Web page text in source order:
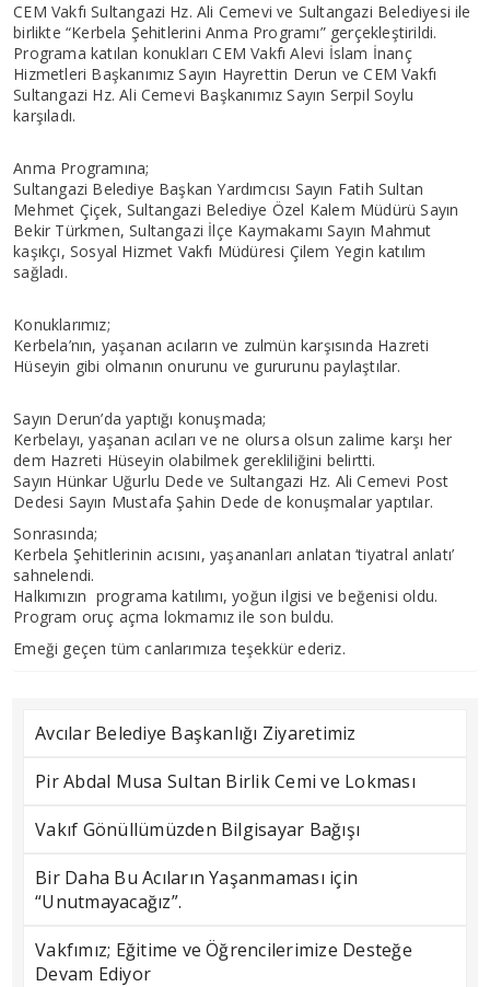
CEM Vakfı Sultangazi Hz. Ali Cemevi ve Sultangazi Belediyesi ile
birlikte “Kerbela Şehitlerini Anma Programı” gerçekleştirildi.
Programa katılan konukları CEM Vakfı Alevi İslam İnanç
Hizmetleri Başkanımız Sayın Hayrettin Derun ve CEM Vakfı
Sultangazi Hz. Ali Cemevi Başkanımız Sayın Serpil Soylu
karşıladı.
Anma Programına;
Sultangazi Belediye Başkan Yardımcısı Sayın Fatih Sultan
Mehmet Çiçek, Sultangazi Belediye Özel Kalem Müdürü Sayın
Bekir Türkmen, Sultangazi İlçe Kaymakamı Sayın Mahmut
kaşıkçı, Sosyal Hizmet Vakfı Müdüresi Çilem Yegin katılım
sağladı.
Konuklarımız;
Kerbela’nın, yaşanan acıların ve zulmün karşısında Hazreti
Hüseyin gibi olmanın onurunu ve gururunu paylaştılar.
Sayın Derun’da yaptığı konuşmada;
Kerbelayı, yaşanan acıları ve ne olursa olsun zalime karşı her
dem Hazreti Hüseyin olabilmek gerekliliğini belirtti.
Sayın Hünkar Uğurlu Dede ve Sultangazi Hz. Ali Cemevi Post
Dedesi Sayın Mustafa Şahin Dede de konuşmalar yaptılar.
Sonrasında;
Kerbela Şehitlerinin acısını, yaşananları anlatan ‘tiyatral anlatı’
sahnelendi.
Halkımızın programa katılımı, yoğun ilgisi ve beğenisi oldu.
Program oruç açma lokmamız ile son buldu.
Emeği geçen tüm canlarımıza teşekkür ederiz.
Avcılar Belediye Başkanlığı Ziyaretimiz
Pir Abdal Musa Sultan Birlik Cemi ve Lokması
Vakıf Gönüllümüzden Bilgisayar Bağışı
Bir Daha Bu Acıların Yaşanmaması için
“Unutmayacağız”.
Vakfımız; Eğitime ve Öğrencilerimize Desteğe
Devam Ediyor